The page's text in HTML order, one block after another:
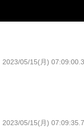
2023/05/15(月)
2023/05/15(月)